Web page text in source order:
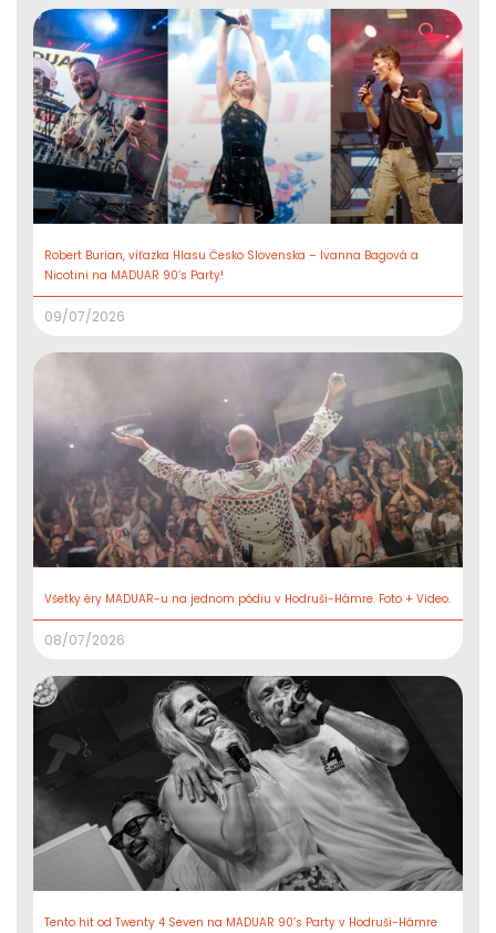
Robert Burian, víťazka Hlasu Česko Slovenska – Ivanna Bagová a
Nicotini na MADUAR 90’s Party!
09/07/2026
Všetky éry MADUAR-u na jednom pódiu v Hodruši-Hámre. Foto + Video.
08/07/2026
Tento hit od Twenty 4 Seven na MADUAR 90’s Party v Hodruši-Hámre